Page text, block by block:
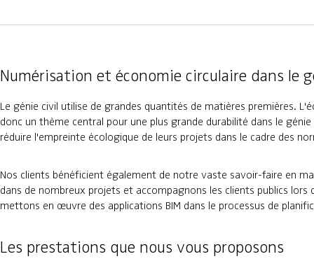
Numérisation et économie circulaire dans le
Le génie civil utilise de grandes quantités de matières premières.
donc un thème central pour une plus grande durabilité dans le
réduire l'empreinte écologique de leurs projets dans le cadre des
Nos clients bénéficient également de notre vaste savoir-faire en
dans de nombreux projets et accompagnons les clients publics
mettons en œuvre des applications BIM dans le processus de
Les prestations que nous vous proposons